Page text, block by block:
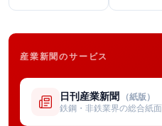
産業新聞のサービス
日刊産業新聞 （紙版）
鉄鋼・非鉄業界の総合紙面